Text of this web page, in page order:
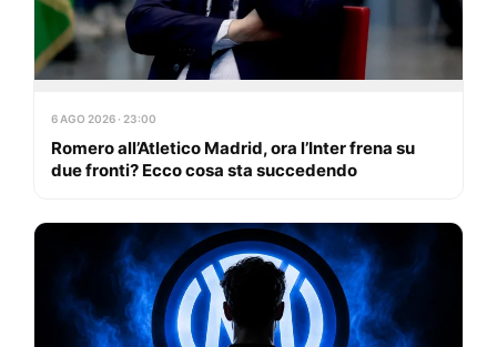
6 AGO 2026 · 23:00
Romero all’Atletico Madrid, ora l’Inter frena su
due fronti? Ecco cosa sta succedendo